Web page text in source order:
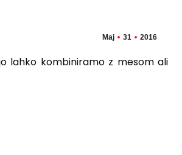
Maj 31 2016
lahko kombiniramo z mesom ali